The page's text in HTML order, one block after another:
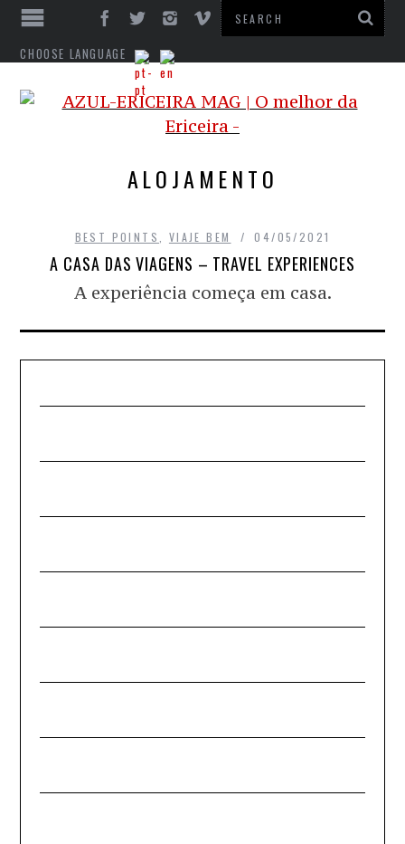
CHOOSE LANGUAGE
ALOJAMENTO
BEST POINTS VIAJE BEM 04/05/2021
A CASA DAS VIAGENS – TRAVEL EXPERIENCES
A experiência começa em casa.